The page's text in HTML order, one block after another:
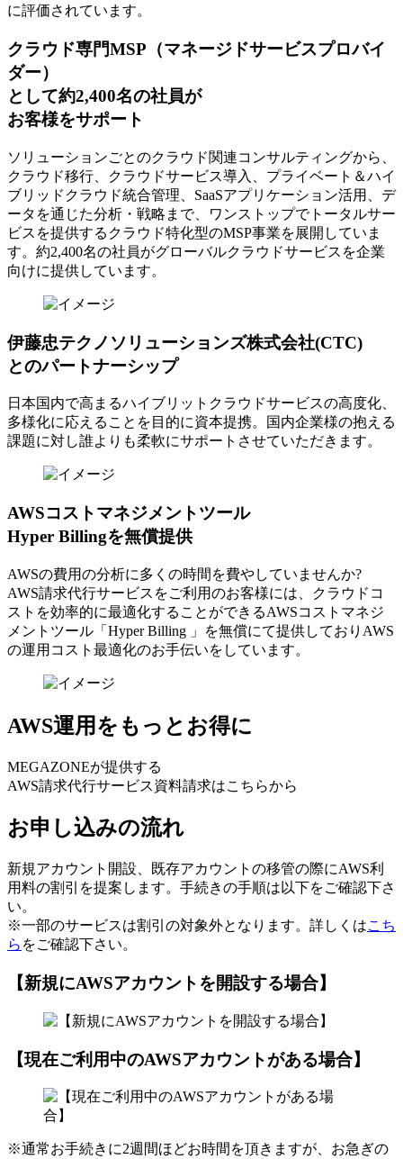
に評価されています。
クラウド専門MSP （マネージドサービスプロバイ
ダー）
として約2,400名の社員が
お客様をサポート
ソリューションごとのクラウド関連コンサルティングから、
クラウド移行、クラウドサービス導入、プライベート＆ハイ
ブリッドクラウド統合管理、SaaSアプリケーション活用、デ
ータを通じた分析・戦略まで、ワンストップでトータルサー
ビスを提供するクラウド特化型のMSP事業を展開していま
す。約2,400名の社員がグローバルクラウドサービスを企業
向けに提供しています。
伊藤忠テクノソリューションズ株式会社(CTC)
とのパートナーシップ
日本国内で高まるハイブリットクラウドサービスの高度化、
多様化に応えることを目的に資本提携。国内企業様の抱える
課題に対し誰よりも柔軟にサポートさせていただきます。
AWSコストマネジメントツール
Hyper Billingを無償提供
AWSの費⽤の分析に多くの時間を費やしていませんか?
AWS請求代⾏サービスをご利⽤のお客様には、クラウドコ
ストを効率的に最適化することができるAWSコストマネジ
メントツール「Hyper Billing 」を無償にて提供しておりAWS
の運⽤コスト最適化のお⼿伝いをしています。
AWS運用をもっとお得に
MEGAZONEが提供する
AWS請求代行サービス資料請求はこちらから
お申し込みの流れ
新規アカウント開設、既存アカウントの移管の際にAWS利
用料の割引を提案します。手続きの手順は以下をご確認下さ
い。
※一部のサービスは割引の対象外となります。詳しくはこち
ら をご確認下さい。
【新規にAWSアカウントを開設する場合】
【現在ご利用中のAWSアカウントがある場合】
※通常お手続きに2週間ほどお時間を頂きますが、お急ぎの